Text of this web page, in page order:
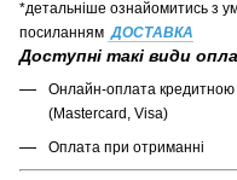
*детальніше ознайомитись з
посиланням ДОСТАВКА
Доступні такі види
Онлайн-оплата
(Mastercard, Visa)
Оплата при отриманні